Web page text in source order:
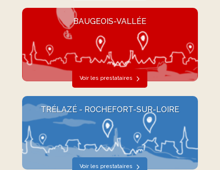
BAUGEOIS-VALLÉE
Voir les prestataires
TRÉLAZÉ - ROCHEFORT-SUR-LOIRE
Voir les prestataires